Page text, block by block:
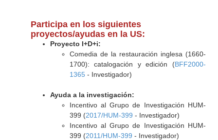
Participa en los siguientes
proyectos/ayudas en la US:
Proyecto I+D+i:
Comedia de la restauración inglesa (1660-
1700): catalogación y edición (BFF2000-
1365- Investigador)
Ayuda a la investigación:
Incentivo al Grupo de Investigación HUM-
399 (2017/HUM-399 - Investigador)
Incentivo al Grupo de Investigación HUM-
399 (2011/HUM-399 - Investigador)